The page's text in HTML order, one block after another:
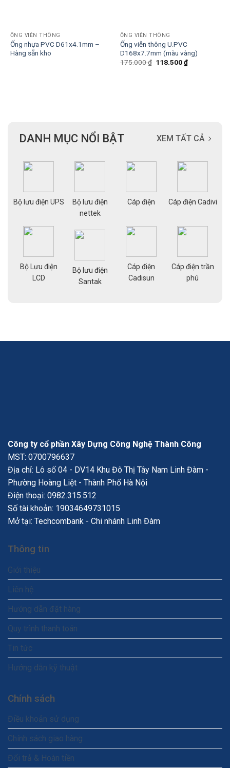
ỐNG VIỄN THÔNG
Ống nhựa PVC D61x4.1mm –
Hàng sẵn kho
ỐNG VIỄN THÔNG
Ống viễn thông U.PVC
D168x7.7mm (màu vàng)
175.000₫ Giá
118.500₫Giá
hiện
DANH MỤC NỔI BẬT XEM TẤT CẢ
Bộ lưu điện UPS
Bộ Lưu điện
LCD
Bộ lưu điện
nettek
Bộ lưu điện
Santak
Cáp điện
Cáp điện
Cadisun
Cáp điện Cadivi
Cáp điện trần
phú
Công ty cổ phần Xây Dựng Công Nghệ Thành Công
MST: 0700796637
Địa chỉ: Lô số 04 - DV14 Khu Đô Thị Tây Nam Linh Đàm -
Phường Hoàng Liệt - Thành Phố Hà Nội
Điện thoại: 0982.315.512
Số tài khoản: 19034649731015
Mở tại: Techcombank - Chi nhánh Linh Đàm
Thông tin
Giới thiệu
Liên hệ
Hướng dẫn đặt hàng
Quy trình thanh toán
Tin tức
Hướng dẫn kỹ thuật
Chính sách
Điều khoản sử dụng
Chính sách giao hàng
Đổi trả & Hoàn tiền